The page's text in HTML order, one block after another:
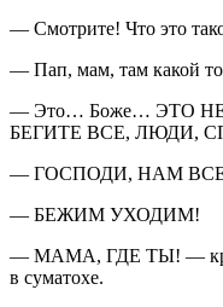
— Смотрите! Что это
— Пап, мам, там какой то
— Это… Боже… ЭТО
БЕГИТЕ ВСЕ, ЛЮДИ,
— ГОСПОДИ, НАМ
— БЕЖИМ УХОДИМ!
— МАМА, ГДЕ ТЫ! —
в суматохе.